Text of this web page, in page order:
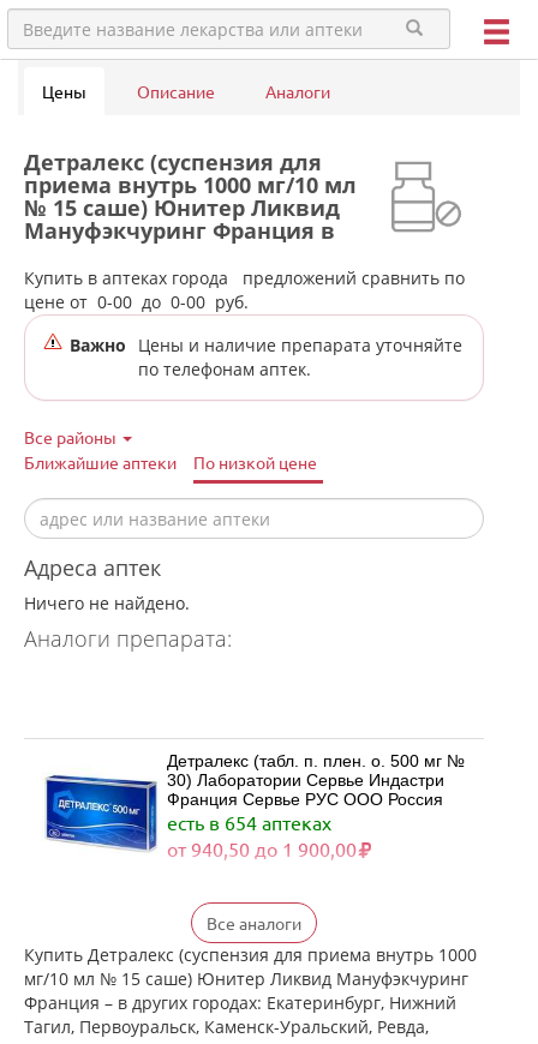
Цены Описание Аналоги
Детралекс (суспензия для
приема внутрь 1000 мг/10 мл
№ 15 саше) Юнитер Ликвид
Мануфэкчуринг Франция в
аптеках города
Екатеринбурга
Купить в аптеках города
предложений сравнить по
цене от 0-00 до 0-00 руб.
Важно
Цены и наличие препарата уточняйте
по телефонам аптек.
Все районы
Ближайшие аптеки
По низкой цене
Адреса аптек
Ничего не найдено.
Аналоги препарата:
Детралекс (табл. п. плен. о. 500 мг №
30) Лаборатории Сервье Индастри
Франция Сервье РУС ООО Россия
есть в 654 аптеках
от 940,50 до 1 900,00
Детралекс (табл. п. плен. о. 500 мг №
60) Лаборатории Сервье Индастри
Франция Сервье РУС ООО Россия
есть в 529 аптеках
от 1 790,00 до 3 422,00
Все аналоги
Купить Детралекс (суспензия для приема внутрь 1000
мг/10 мл № 15 саше) Юнитер Ликвид Мануфэкчуринг
Франция – в других городах: Екатеринбург, Нижний
Тагил, Первоуральск, Каменск-Уральский, Ревда,